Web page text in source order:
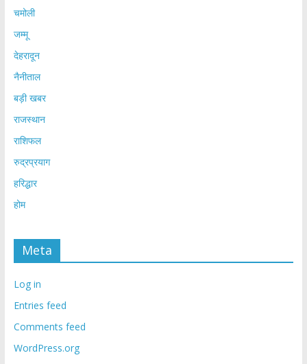
चमोली
जम्मू
देहरादून
नैनीताल
बड़ी खबर
राजस्थान
राशिफल
रुद्रप्रयाग
हरिद्धार
होम
Meta
Log in
Entries feed
Comments feed
WordPress.org